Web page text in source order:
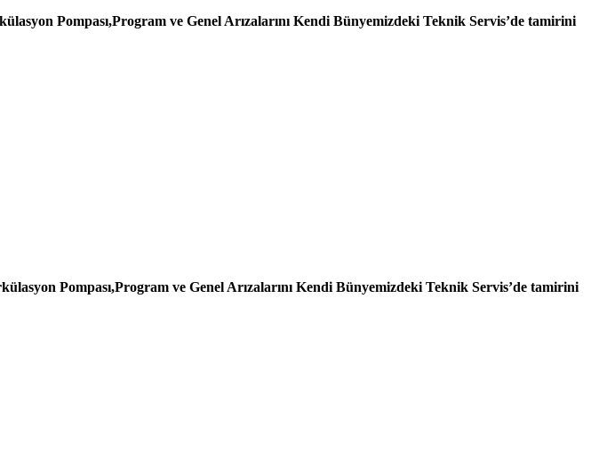
Pompası,Program ve Genel Arızalarını Kendi Bünyemizdeki Teknik Servis’de tamirini
Pompası,Program ve Genel Arızalarını Kendi Bünyemizdeki Teknik Servis’de tamirini